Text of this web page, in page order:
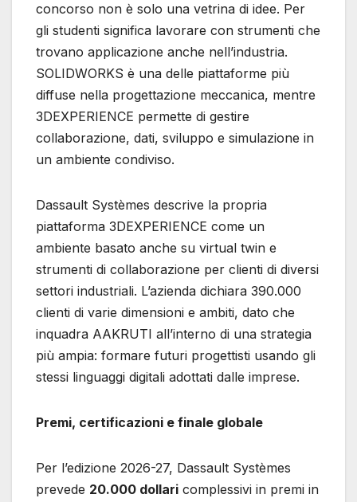
concorso non è solo una vetrina di idee. Per
gli studenti significa lavorare con strumenti che
trovano applicazione anche nell’industria.
SOLIDWORKS è una delle piattaforme più
diffuse nella progettazione meccanica, mentre
3DEXPERIENCE permette di gestire
collaborazione, dati, sviluppo e simulazione in
un ambiente condiviso.
Dassault Systèmes descrive la propria
piattaforma 3DEXPERIENCE come un
ambiente basato anche su virtual twin e
strumenti di collaborazione per clienti di diversi
settori industriali. L’azienda dichiara 390.000
clienti di varie dimensioni e ambiti, dato che
inquadra AAKRUTI all’interno di una strategia
più ampia: formare futuri progettisti usando gli
stessi linguaggi digitali adottati dalle imprese.
Premi, certificazioni e finale globale
Per l’edizione 2026-27, Dassault Systèmes
prevede 20.000 dollari complessivi in premi in